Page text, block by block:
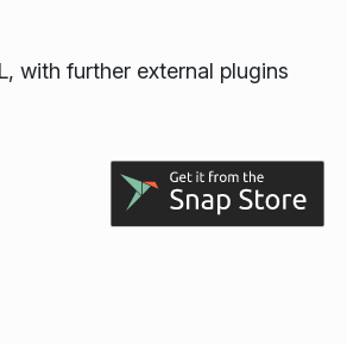
with further external plugins